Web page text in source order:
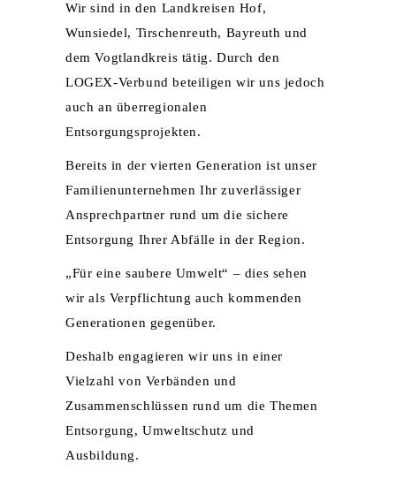
Wir sind in den Landkreisen Hof,
Wunsiedel, Tirschenreuth, Bayreuth und
dem Vogtlandkreis tätig. Durch den
LOGEX-Verbund beteiligen wir uns jedoch
auch an überregionalen
Entsorgungsprojekten.
Bereits in der vierten Generation ist unser
Familienunternehmen Ihr zuverlässiger
Ansprechpartner rund um die sichere
Entsorgung Ihrer Abfälle in der Region.
„Für eine saubere Umwelt“ – dies sehen
wir als Verpflichtung auch kommenden
Generationen gegenüber.
Deshalb engagieren wir uns in einer
Vielzahl von Verbänden und
Zusammenschlüssen rund um die Themen
Entsorgung, Umweltschutz und
Ausbildung.